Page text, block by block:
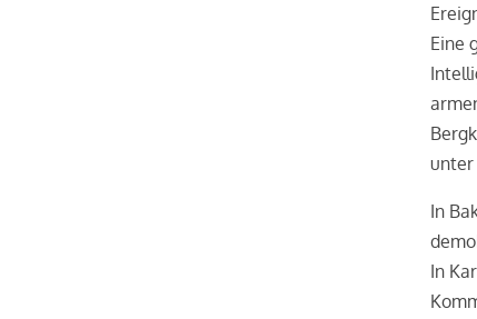
Eine
unter
In
In